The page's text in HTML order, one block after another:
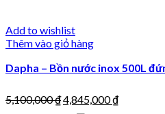
Add to wishlist
Thêm vào giỏ hàng
Dapha – Bồn nước inox 500L
5,100,000₫4,845,000₫